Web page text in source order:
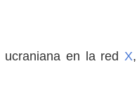
en la red X,